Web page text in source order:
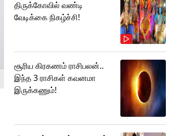
திருக்கோவில் வண்டி
வேடிக்கை நிகழ்ச்சி!
சூரிய கிரகணம் ராசிபலன்..
இந்த 3 ராசிகள் கவனமா
இருக்கணும்!